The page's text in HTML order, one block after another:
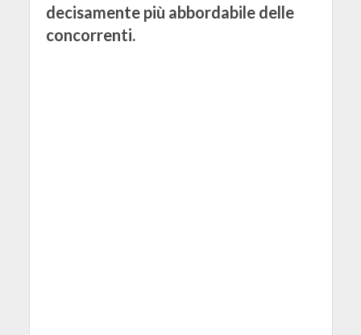
decisamente più abbordabile delle
concorrenti.